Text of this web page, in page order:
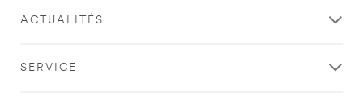
ACTUALITÉS
SERVICE